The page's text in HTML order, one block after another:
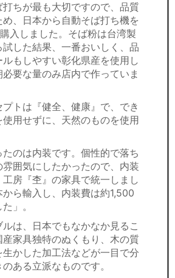
ちが最も大切ですので、品質
、日本から自動そば打ち機を
入しました。そば粉は台湾製
した結果、一番おいしく、品
もしやすい彰化県産を使用し
要な量のみ店内で作っていま
トは『健全、健康』で、でき
用せずに、天然のものを使用
のは内装です。個性的で落ち
囲気にしたかったので、内装
房『杢』の家具で統一しまし
ら輸入し、内装費は約1,500
」。
は、日本でもなかなか見るこ
産家具独特のぬくもり、木の質
かした加工法などが一目で分
ある立派なものです。